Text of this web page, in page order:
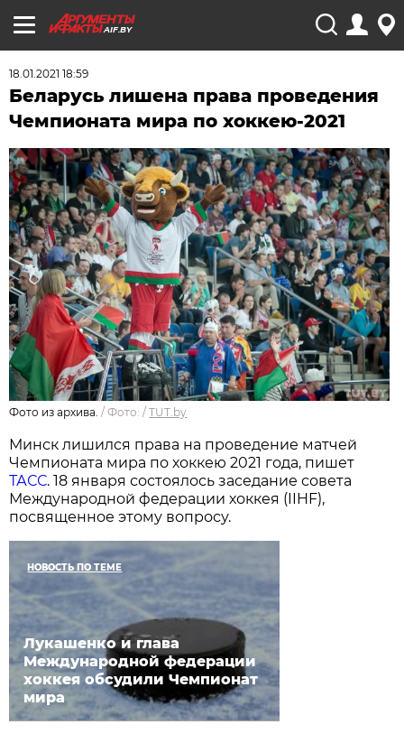
AIF.BY
18.01.2021 18:59
Беларусь лишена права проведения
Чемпионата мира по хоккею-2021
Фото из архива. /Фото:/TUT.by
Минск лишился права на проведение матчей
Чемпионата мира по хоккею 2021 года, пишет
ТАСС. 18 января состоялось заседание совета
Международной федерации хоккея (IIHF),
посвященное этому вопросу.
НОВОСТЬ ПО ТЕМЕ
Лукашенко и глава
Международной федерации
хоккея обсудили Чемпионат
мира